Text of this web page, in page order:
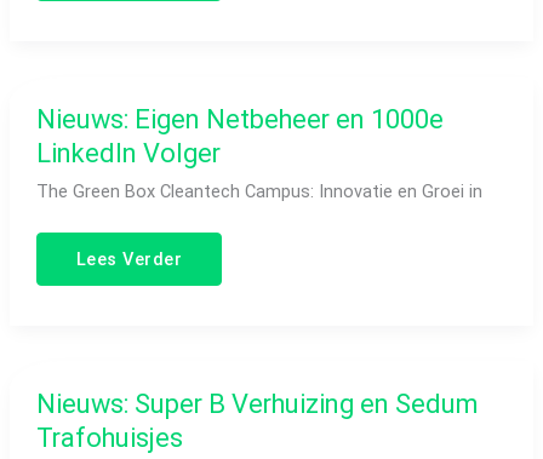
Nieuws: Eigen Netbeheer en 1000e
LinkedIn Volger
The Green Box Cleantech Campus: Innovatie en Groei in
Nieuws:
Eigen
Netbeheer
en
LinkedIn
Lees Verder
Nieuws: Super B Verhuizing en Sedum
Trafohuisjes
Nieuws:
Super
B
Verhuizing